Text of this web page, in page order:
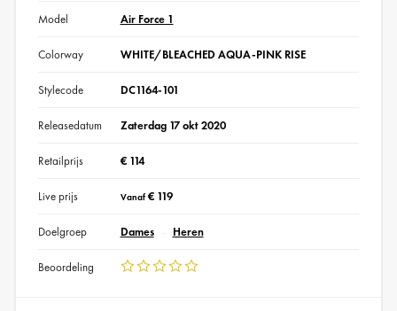
Model Air Force 1
Colorway WHITE/BLEACHED AQUA-PINK RISE
Stylecode DC1164-101
Releasedatum Zaterdag 17 okt 2020
Retailprijs € 114
Live prijs Vanaf€ 119
Doelgroep Dames Heren
Beoordeling